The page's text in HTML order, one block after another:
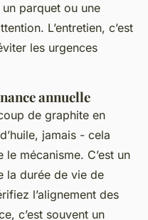
parquet ou une
L’entretien, c’est
les urgences
annuelle
de graphite en
jamais - cela
mécanisme. C’est un
la durée de vie de
l’alignement des
c’est souvent un